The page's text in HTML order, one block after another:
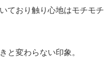
ており触り心地はモチモチ
と変わらない印象。